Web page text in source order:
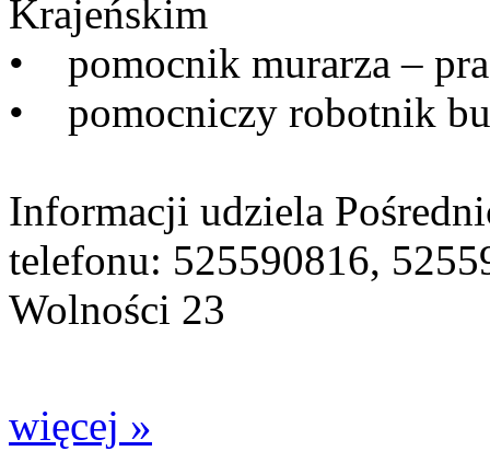
Krajeńskim
• pomocnik murarza –
• pomocniczy robotnik
Informacji udziela
telefonu: 525590816,
Wolności 23
więcej »